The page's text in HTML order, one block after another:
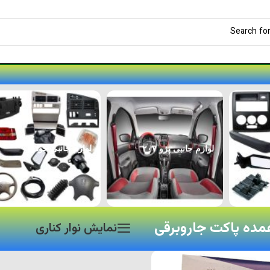
لوازم جانبی پژو ۲۰۷ لوازم جانبی خودرو
پاکت جاروبرقی نمایش نوار کناری